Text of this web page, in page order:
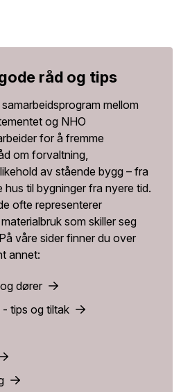
råd og tips
mellom
og NHO
for å fremme
om forvaltning,
av stående bygg – fra
hus til bygninger fra nyere tid.
ofte representerer
som skiller seg
våre sider finner du over
annet:
dører
tips og tiltak